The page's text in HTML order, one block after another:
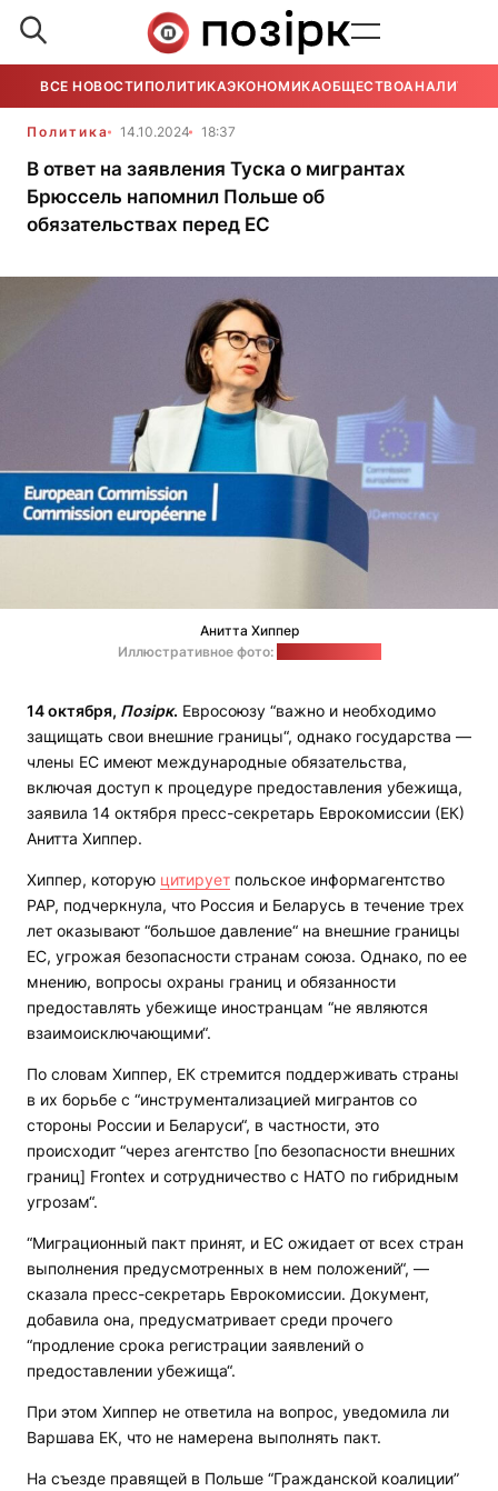
ВСЕ НОВОСТИ ПОЛИТИКАЭКОНОМИКАОБЩЕСТВОАНАЛИТИКА
Политика 14.10.2024 18:37
В ответ на заявления Туска о мигрантах
Брюссель напомнил Польше об
обязательствах перед ЕС
Анитта Хиппер
Иллюстративное фото:
14 октября, Позірк. Евросоюзу “важно и необходимо
защищать свои внешние границы“, однако государства —
члены ЕС имеют международные обязательства,
включая доступ к процедуре предоставления убежища,
заявила 14 октября пресс-секретарь Еврокомиссии (ЕК)
Анитта Хиппер.
Хиппер, которую цитирует польское информагентство
РАР, подчеркнула, что Россия и Беларусь в течение трех
лет оказывают “большое давление“ на внешние границы
ЕС, угрожая безопасности странам союза. Однако, по ее
мнению, вопросы охраны границ и обязанности
предоставлять убежище иностранцам “не являются
взаимоисключающими“.
По словам Хиппер, ЕК стремится поддерживать страны
в их борьбе с “инструментализацией мигрантов со
стороны России и Беларуси“, в частности, это
происходит “через агентство [по безопасности внешних
границ] Frontex и сотрудничество с НАТО по гибридным
угрозам“.
“Миграционный пакт принят, и ЕС ожидает от всех стран
выполнения предусмотренных в нем положений“, —
сказала пресс-секретарь Еврокомиссии. Документ,
добавила она, предусматривает среди прочего
“продление срока регистрации заявлений о
предоставлении убежища“.
При этом Хиппер не ответила на вопрос, уведомила ли
Варшава ЕК, что не намерена выполнять пакт.
На съезде правящей в Польше “Гражданской коалиции”